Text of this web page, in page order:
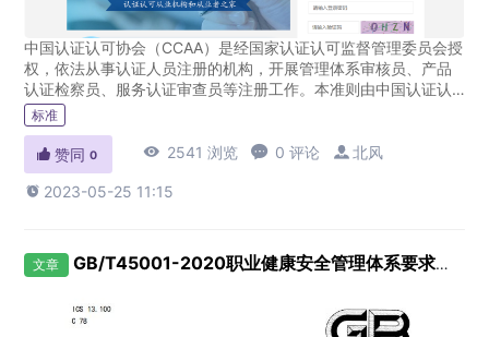
中国认证认可协会（CCAA）是经国家认证认可监督管理委员会授
权，依法从事认证人员注册的机构，开展管理体系审核员、产品
认证检察员、服务认证审查员等注册工作。本准则由中国认证认
可协会制定，以此建立管理体系审核员注册制度，目的是确认管
理体系审核员...
标准
 赞同 0  2541 浏览  0 评论  北风
 2023-05-25 11:15
文章 GB/T45001-2020职业健康安全管理体系要求及使用指南-全文下载